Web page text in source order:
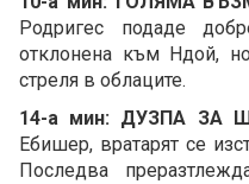
Родригес подаде
отклонена към Ндой,
стреля в облаците.
14-а мин: ДУЗПА ЗА
Ебишер, вратарят се
Последва